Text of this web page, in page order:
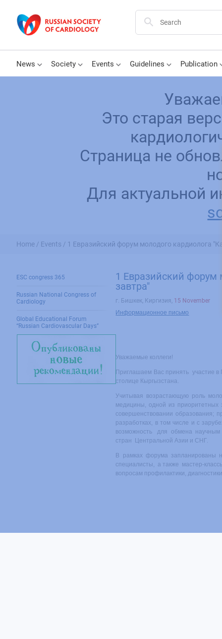
News Society Events Guidelines Publication
Это старая
Страница не
Для актуальной
Home / Events / 1 Евразийский форум молодого кардиолога
ESC congress 365
Russian National Congress of
Cardiology
Global Educational Forum
“Russian Cardiovascular Days”
1 Евразийский форум
завтра"
г. Бишкек, Киргизия, 15 November
Информационное письмо
Уважаемые коллеги!
Приглашаем Вас принять участие
столице Кыргызстана.
Учитывая возрастающую роль
медицины, одной из приоритетных
совершенствовании образования;
разработках, в том числе и с
возможность для обмена научным
стран Центральной Азии и СНГ.
В рамках форума
специалисты, а также мастер-
вопросам профилактики,